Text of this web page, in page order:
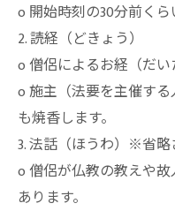
o 開始時刻の30分前くら
2. 読経（どきょう）
o 僧侶によるお経（だい
o 施主（法要を主催す
も焼香します。
3. 法話（ほうわ）※省略
o 僧侶が仏教の教えや
あります。